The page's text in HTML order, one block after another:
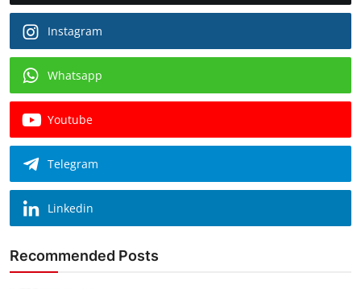
Instagram
Whatsapp
Youtube
Telegram
Linkedin
Recommended Posts